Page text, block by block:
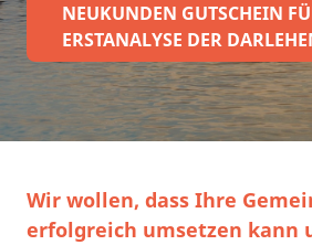
NEUKUNDEN GUTSCHEIN
ERSTANALYSE DER
Wir wollen, dass Ihre
erfolgreich umsetzen kann